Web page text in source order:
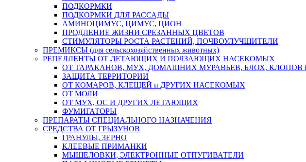
ПОДКОРМКИ
ПОДКОРМКИ ДЛЯ РАССАДЫ
АМИНОЦИМУС, ЦИМУС, ЦИОН
ПРОДЛЕНИЕ ЖИЗНИ СРЕЗАННЫХ ЦВЕТОВ
СТИМУЛЯТОРЫ РОСТА РАСТЕНИЙ, ПОЧВОУЛУЧШИТЕЛИ
ПРЕМИКСЫ (для сельскохозяйственных животных)
РЕПЕЛЛЕНТЫ ОТ ЛЕТАЮЩИХ И ПОЛЗАЮЩИХ НАСЕКОМЫХ
ОТ ТАРАКАНОВ, МУХ, ДОМАШНИХ МУРАВЬЕВ, БЛОХ,
ЗАЩИТА ТЕРРИТОРИИ
ОТ КОМАРОВ, КЛЕЩЕЙ и ДРУГИХ НАСЕКОМЫХ
ОТ МОЛИ
ОТ МУХ, ОС И ДРУГИХ ЛЕТАЮЩИХ
ФУМИГАТОРЫ
ПРЕПАРАТЫ СПЕЦИАЛЬНОГО НАЗНАЧЕНИЯ
СРЕДСТВА ОТ ГРЫЗУНОВ
ГРАНУЛЫ, ЗЕРНО
КЛЕЕВЫЕ ПРИМАНКИ
МЫШЕЛОВКИ, ЭЛЕКТРОННЫЕ ОТПУГИВАТЕЛИ